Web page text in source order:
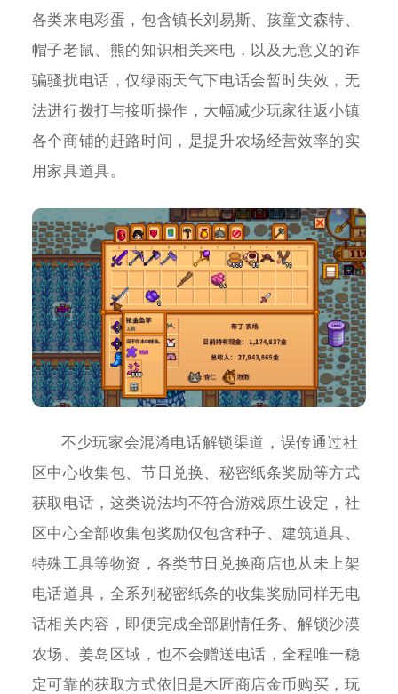
各类来电彩蛋，包含镇长刘易斯、孩童文森特、
帽子老鼠、熊的知识相关来电，以及无意义的诈
骗骚扰电话，仅绿雨天气下电话会暂时失效，无
法进行拨打与接听操作，大幅减少玩家往返小镇
各个商铺的赶路时间，是提升农场经营效率的实
用家具道具。
不少玩家会混淆电话解锁渠道，误传通过社
区中心收集包、节日兑换、秘密纸条奖励等方式
获取电话，这类说法均不符合游戏原生设定，社
区中心全部收集包奖励仅包含种子、建筑道具、
特殊工具等物资，各类节日兑换商店也从未上架
电话道具，全系列秘密纸条的收集奖励同样无电
话相关内容，即便完成全部剧情任务、解锁沙漠
农场、姜岛区域，也不会赠送电话，全程唯一稳
定可靠的获取方式依旧是木匠商店金币购买，玩